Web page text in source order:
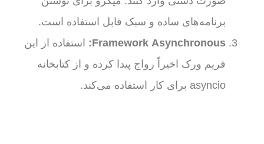
برنامه‌های ساده و سبک قابل استفاده است.
Framework Asynchronous
: استفاده از این
فریم ورک اخیراً رواج پیدا کرده و از کتابخانه
asyncio برای کار استفاده می‌کند.